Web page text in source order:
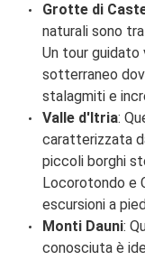
Grotte di
naturali sono
Un tour
sotterraneo
stalagmiti e
Valle d'Itria:
caratterizzata
piccoli borghi
Locorotondo e
escursioni a
Monti Dauni:
conosciuta è